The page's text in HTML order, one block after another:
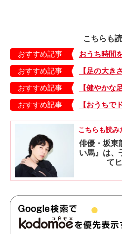
こちらも
おすすめ記事
おすすめ記事
おすすめ記事
おすすめ記事
こちらも読み
俳優・坂東
い馬』は、
て